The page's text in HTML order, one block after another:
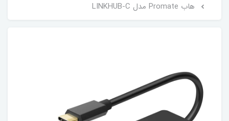
هاب Promate مدل LINKHUB-C